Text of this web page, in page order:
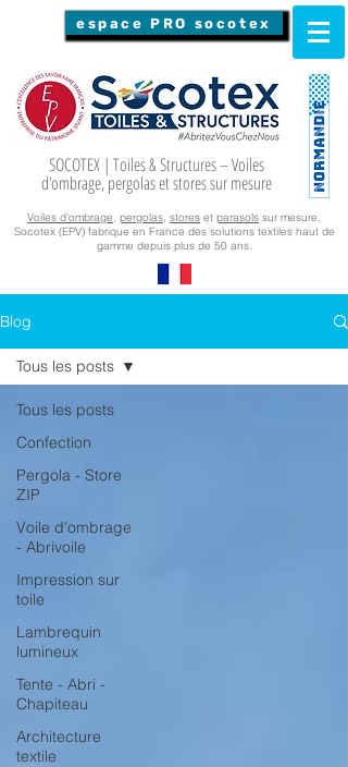
espace PRO socotex
SOCOTEX | Toiles & Structures – Voiles
d’ombrage, pergolas et stores sur mesure
Voiles d’ombrage, pergolas, stores et parasols sur mesure.
Socotex (EPV) fabrique en France des solutions textiles haut de
gamme depuis plus de 50 ans.
Blog
Tous les posts
Confection
Pergola - Store
ZIP
Voile d'ombrage
- Abrivoile
Impression sur
toile
Lambrequin
lumineux
Tente - Abri -
Chapiteau
Architecture
textile
Tous les posts